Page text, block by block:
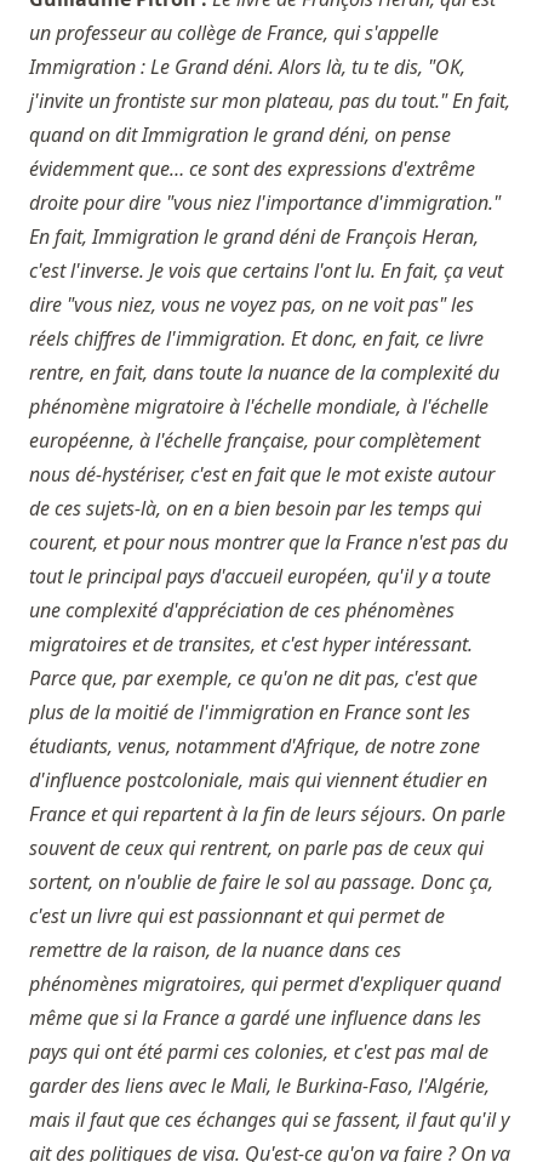
un professeur au collège de France, qui s'appelle
Immigration : Le Grand déni. Alors là, tu te dis, "OK,
j'invite un frontiste sur mon plateau, pas du tout." En fait,
quand on dit Immigration le grand déni, on pense
évidemment que… ce sont des expressions d'extrême
droite pour dire "vous niez l'importance d'immigration."
En fait, Immigration le grand déni de François Heran,
c'est l'inverse. Je vois que certains l'ont lu. En fait, ça veut
dire "vous niez, vous ne voyez pas, on ne voit pas" les
réels chiffres de l'immigration. Et donc, en fait, ce livre
rentre, en fait, dans toute la nuance de la complexité du
phénomène migratoire à l'échelle mondiale, à l'échelle
européenne, à l'échelle française, pour complètement
nous dé-hystériser, c'est en fait que le mot existe autour
de ces sujets-là, on en a bien besoin par les temps qui
courent, et pour nous montrer que la France n'est pas du
tout le principal pays d'accueil européen, qu'il y a toute
une complexité d'appréciation de ces phénomènes
migratoires et de transites, et c'est hyper intéressant.
Parce que, par exemple, ce qu'on ne dit pas, c'est que
plus de la moitié de l'immigration en France sont les
étudiants, venus, notamment d'Afrique, de notre zone
d'influence postcoloniale, mais qui viennent étudier en
France et qui repartent à la fin de leurs séjours. On parle
souvent de ceux qui rentrent, on parle pas de ceux qui
sortent, on n'oublie de faire le sol au passage. Donc ça,
c'est un livre qui est passionnant et qui permet de
remettre de la raison, de la nuance dans ces
phénomènes migratoires, qui permet d'expliquer quand
même que si la France a gardé une influence dans les
pays qui ont été parmi ces colonies, et c'est pas mal de
garder des liens avec le Mali, le Burkina-Faso, l'Algérie,
mais il faut que ces échanges qui se fassent, il faut qu'il y
ait des politiques de visa. Qu'est-ce qu'on va faire ? On va